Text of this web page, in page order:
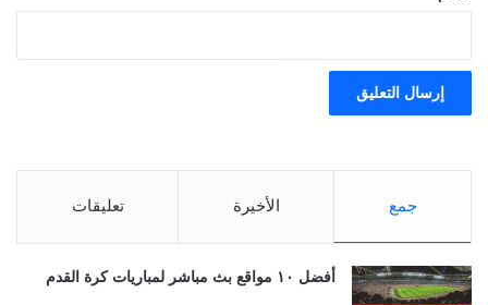
جمع الأخيرة تعليقات
أفضل ١٠ مواقع بث مباشر لمباريات كرة القدم